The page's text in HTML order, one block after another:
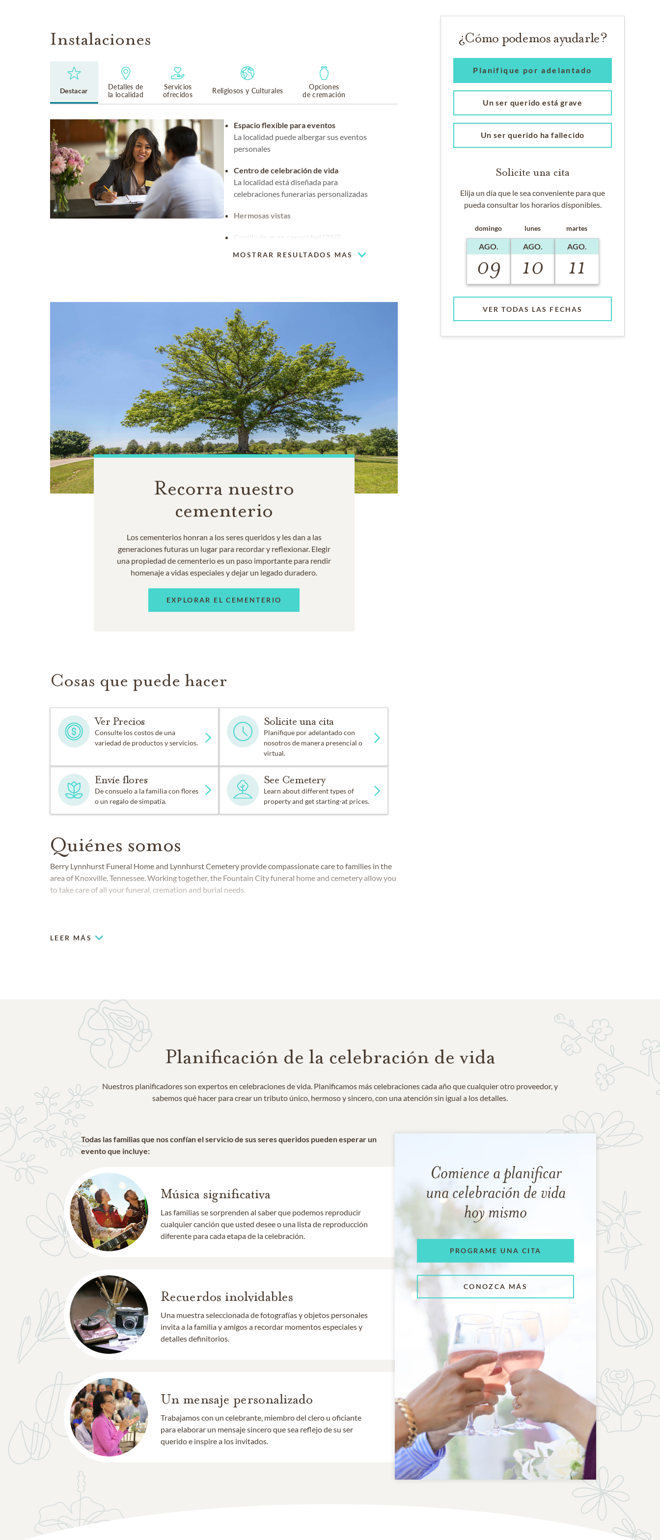
Instalaciones
Destacar
Detalles de
la localidad
Servicios
ofrecidos
Religiosos y Culturales
Opciones
de cremación
Espacio flexible para eventos
La localidad puede albergar sus eventos
personales
Centro de celebración de vida
La localidad está diseñada para
celebraciones funerarias personalizadas
Hermosas vistas
Capilla de gran capacidad (250)
Espacios de cementerio disponibles
MOSTRAR RESULTADOS MAS
Recorra nuestro
cementerio
Los cementerios honran a los seres queridos y les dan a las
generaciones futuras un lugar para recordar y reflexionar. Elegir
una propiedad de cementerio es un paso importante para rendir
homenaje a vidas especiales y dejar un legado duradero.
EXPLORAR EL CEMENTERIO
Cosas que puede hacer
Ver Precios
Consulte los costos de una
variedad de productos y servicios.
Solicite una cita
Planifique por adelantado con
nosotros de manera presencial o
virtual.
Envíe flores
De consuelo a la familia con flores
o un regalo de simpatía.
See Cemetery
Learn about different types of
property and get starting-at prices.
Quiénes somos
Berry Lynnhurst Funeral Home and Lynnhurst Cemetery provide compassionate care to families in the
area of Knoxville, Tennessee. Working together, the Fountain City funeral home and cemetery allow you
to take care of all your funeral, cremation and burial needs.
LEER MÁS
¿Cómo podemos ayudarle?
Planifique por adelantado
Un ser querido está grave
Un ser querido ha fallecido
Solicite una cita
Elija un día que le sea conveniente para que
pueda consultar los horarios disponibles.
domingo
AGO.
09
lunes
AGO.
10
martes
AGO.
11
VER TODAS LAS FECHAS
Planificación de la celebración de vida
Nuestros planificadores son expertos en celebraciones de vida. Planificamos más celebraciones cada año que cualquier otro proveedor, y
sabemos qué hacer para crear un tributo único, hermoso y sincero, con una atención sin igual a los detalles.
Todas las familias que nos confían el servicio de sus seres queridos pueden esperar un
evento que incluye:
Música significativa
Las familias se sorprenden al saber que podemos reproducir
cualquier canción que usted desee o una lista de reproducción
diferente para cada etapa de la celebración.
Recuerdos inolvidables
Una muestra seleccionada de fotografías y objetos personales
invita a la familia y amigos a recordar momentos especiales y
detalles definitorios.
Un mensaje personalizado
Trabajamos con un celebrante, miembro del clero u oficiante
para elaborar un mensaje sincero que sea reflejo de su ser
querido e inspire a los invitados.
Comience a planificar
una celebración de vida
hoy mismo
PROGRAME UNA CITA
CONOZCA MÁS